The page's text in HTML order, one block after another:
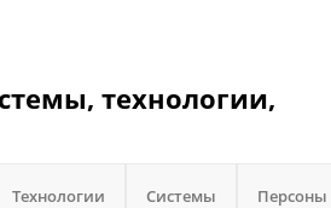
технологии,
Технологии Системы Персоны